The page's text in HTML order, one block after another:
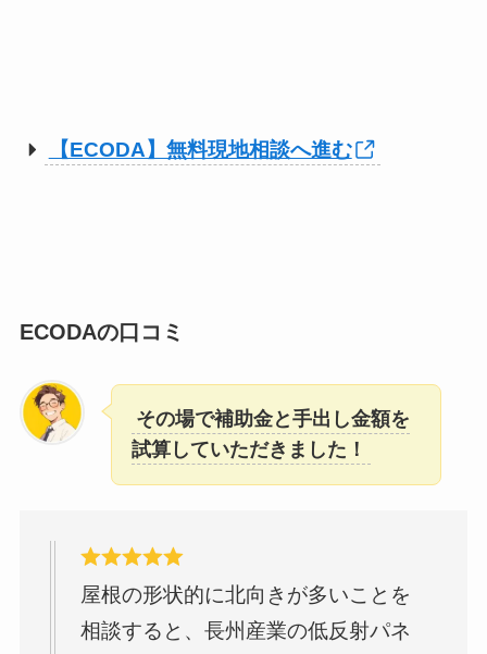
【ECODA】無料現地相談へ進む
ECODAの口コミ
その場で補助金と手出し金額を
試算していただきました！
屋根の形状的に北向きが多いことを
相談すると、長州産業の低反射パネ